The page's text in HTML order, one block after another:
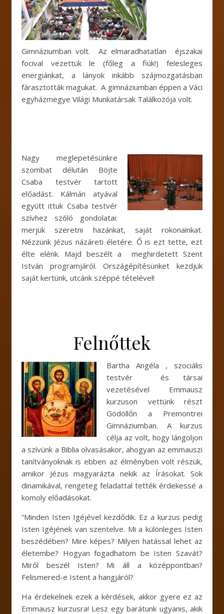
Gimnáziumban volt. Az elmaradhatatlan éjszakai
focival vezettük le (főleg a fiúk!) felesleges
energiánkat, a lányok inkább szájmozgatásban
fárasztották magukat. A gimnáziumban éppen a Váci
egyházmegye Világi Munkatársak Találkozója volt.
Nagy meglepetésünkre
szombat délután Böjte
Csaba testvér tartott
előadást. Kálmán atyával
együtt ittuk Csaba testvér
szívhez szóló gondolatai:
merjük szeretni hazánkat, saját rokonainkat.
Nézzünk Jézus názáreti életére. Ő is ezt tette, ezt
élte elénk. Majd beszélt a meghirdetett Szent
István programjáról. Országépítésünket kezdjük
saját kertünk, utcánk széppé tételével!
Felnőttek
Bartha Angéla , szociális
testvér és társai
vezetésével Emmausz
kurzuson vettünk részt
Gödöllőn a Premontrei
Gimnáziumban. A kurzus
célja az volt, hogy lángoljon
a szívünk a Biblia olvasásakor, ahogyan az emmauszi
tanítványoknak is ebben az élményben volt részük,
amikor Jézus magyarázta nekik az Írásokat. Sok
dinamikával, rengeteg feladattal tették érdekessé a
komoly előadásokat.
“Minden Isten Igéjével kezdődik. Ez a kurzus pedig
Isten Igéjének van szentelve. Mi a különleges Isten
beszédében? Mire képes? Milyen hatással lehet az
életembe? Hogyan fogadhatom be Isten Szavát?
Miről beszél Isten? Mi áll a középpontban?
Felismered-e Istent a hangjáról?
Ha érdekelnek ezek a kérdések, akkor gyere ez az
Emmausz kurzusra! Lesz egy barátunk ugyanis, akik